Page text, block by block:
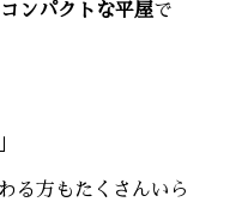
ンパクトな平屋で
る方もたくさんいら